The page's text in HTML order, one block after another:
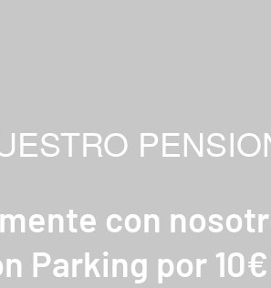
con
Parking por 10€